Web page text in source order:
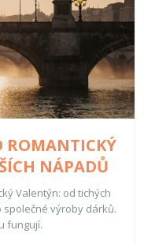
ROMANTICKÝ
NÁPADŮ
Valentýn: od tichých
společné výroby dárků.
fungují.